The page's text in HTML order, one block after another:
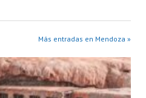
Más entradas en Mendoza »